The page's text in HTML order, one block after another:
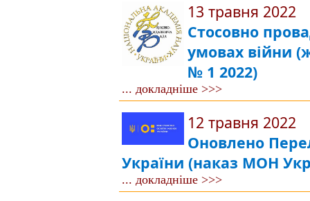
13 травня 2022
Стосовно
умовах війни
№ 1 2022)
... докладніше >>>
12 травня 2022
Оновлено
України (наказ МОН
... докладніше >>>